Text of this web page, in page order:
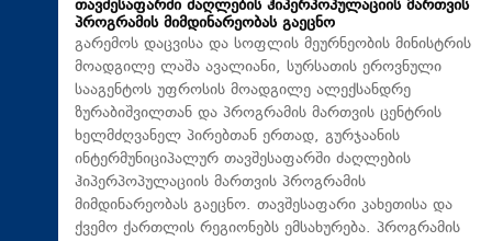
თავშესაფარში ძაღლების ჰიპერპოპულაციის მართვის
პროგრამის მიმდინარეობას გაეცნო
გარემოს დაცვისა და სოფლის მეურნეობის მინისტრის
მოადგილე ლაშა ავალიანი, სურსათის ეროვნული
სააგენტოს უფროსის მოადგილე ალექსანდრე
ზურაბიშვილთან და პროგრამის მართვის ცენტრის
ხელმძღვანელ პირებთან ერთად, გურჯაანის
ინტერმუნიციპალურ თავშესაფარში ძაღლების
ჰიპერპოპულაციის მართვის პროგრამის
მიმდინარეობას გაეცნო. თავშესაფარი კახეთისა და
ქვემო ქართლის რეგიონებს ემსახურება. პროგრამის